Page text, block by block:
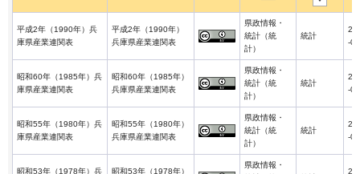
平成2年（1990年）兵
庫県産業連関表
平成2年（1990年）
兵庫県産業連関表
県政情報・
統計（統
計）
統計
-01
昭和60年（1985年）兵
庫県産業連関表
昭和60年（1985年）
兵庫県産業連関表
県政情報・
統計（統
計）
統計
-01
昭和55年（1980年）兵
庫県産業連関表
昭和55年（1980年）
兵庫県産業連関表
県政情報・
統計（統
計）
統計
-01
昭和53年（1978年）兵
昭和53年（1978年）
県政情報・